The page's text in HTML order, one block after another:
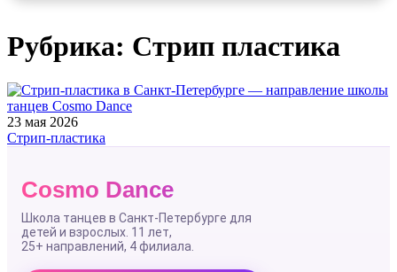
Рубрика: Стрип пластика
23 мая 2026
Стрип-пластика
Cosmo Dance
Школа танцев в Санкт-Петербурге для
детей и взрослых. 11 лет,
25+ направлений, 4 филиала.